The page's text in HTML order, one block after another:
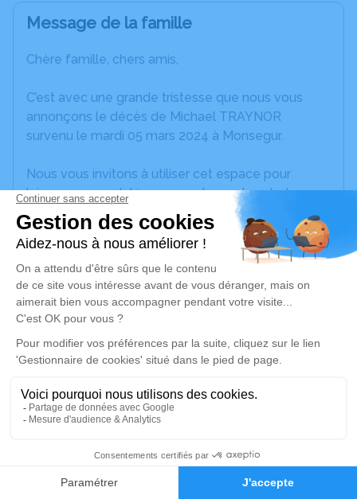
Faire-part Hommages
Message de la famille
Chère famille, chers amis,
C’est avec une grande tristesse que nous vous
annonçons le décès de Michael TRAYNOR
survenu le mardi 05 mars 2024 à Monsegur.
Nous vous invitons à utiliser cet espace pour
laisser vos condoléances, partager des photos
souvenirs, une anecdote ou exprimer vos pensées
à travers des poèmes ou des textes. Cet endroit
est un lieu d'expression dédié à honorer la
mémoire de Michael TRAYNOR.
Un service de plantation d’arbre hommage est
disponible ici.
Cérémonie civile
Crématorium de Tonneins
8 Rue Louis Josse